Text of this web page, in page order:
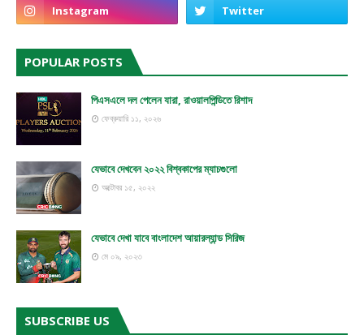
POPULAR POSTS
পিএসএলে দল পেলেন যারা, রাওয়ালপিন্ডিতে রিশাদ
ফেব্রুয়ারি ১১, ২০২৬
যেভাবে দেখবেন ২০২২ বিশ্বকাপের ম্যাচগুলো
অক্টোবর ১৫, ২০২২
যেভাবে দেখা যাবে বাংলাদেশ আয়ারল্যান্ড সিরিজ
মে ০৯, ২০২৩
SUBSCRIBE US